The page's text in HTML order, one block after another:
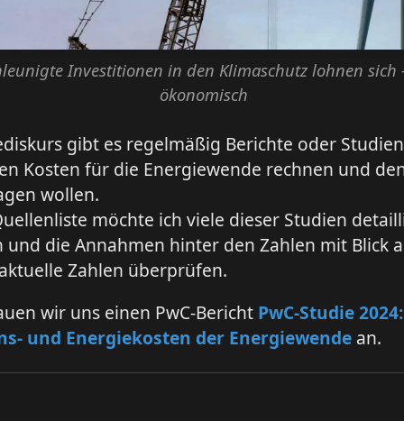
Investitionen in den Klimaschutz lohnen sich
ökonomisch
gibt es regelmäßig Berichte oder
Kosten für die Energiewende rechnen und
wollen.
möchte ich viele dieser Studien
und die Annahmen hinter den Zahlen mit Blick
Zahlen überprüfen.
wir uns einen PwC-Bericht PwC-Studie 2024:
und Energiekosten der Energiewende an.